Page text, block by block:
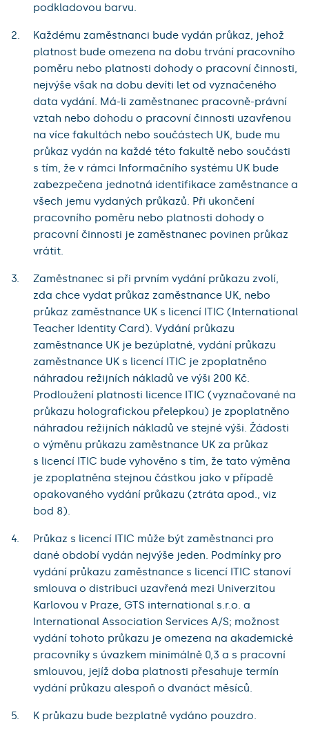
podkladovou barvu.
Každému zaměstnanci bude vydán průkaz, jehož
platnost bude omezena na dobu trvání pracovního
poměru nebo platnosti dohody o pracovní činnosti,
nejvýše však na dobu devíti let od vyznačeného
data vydání. Má-li zaměstnanec pracovně-právní
vztah nebo dohodu o pracovní činnosti uzavřenou
na více fakultách nebo součástech UK, bude mu
průkaz vydán na každé této fakultě nebo součásti
s tím, že v rámci Informačního systému UK bude
zabezpečena jednotná identifikace zaměstnance a
všech jemu vydaných průkazů. Při ukončení
pracovního poměru nebo platnosti dohody o
pracovní činnosti je zaměstnanec povinen průkaz
vrátit.
Zaměstnanec si při prvním vydání průkazu zvolí,
zda chce vydat průkaz zaměstnance UK, nebo
průkaz zaměstnance UK s licencí ITIC (International
Teacher Identity Card). Vydání průkazu
zaměstnance UK je bezúplatné, vydání průkazu
zaměstnance UK s licencí ITIC je zpoplatněno
náhradou režijních nákladů ve výši 200 Kč.
Prodloužení platnosti licence ITIC (vyznačované na
průkazu holografickou přelepkou) je zpoplatněno
náhradou režijních nákladů ve stejné výši. Žádosti
o výměnu průkazu zaměstnance UK za průkaz
s licencí ITIC bude vyhověno s tím, že tato výměna
je zpoplatněna stejnou částkou jako v případě
opakovaného vydání průkazu (ztráta apod., viz
bod 8).
Průkaz s licencí ITIC může být zaměstnanci pro
dané období vydán nejvýše jeden. Podmínky pro
vydání průkazu zaměstnance s licencí ITIC stanoví
smlouva o distribuci uzavřená mezi Univerzitou
Karlovou v Praze, GTS international s.r.o. a
International Association Services A/S; možnost
vydání tohoto průkazu je omezena na akademické
pracovníky s úvazkem minimálně 0,3 a s pracovní
smlouvou, jejíž doba platnosti přesahuje termín
vydání průkazu alespoň o dvanáct měsíců.
K průkazu bude bezplatně vydáno pouzdro.